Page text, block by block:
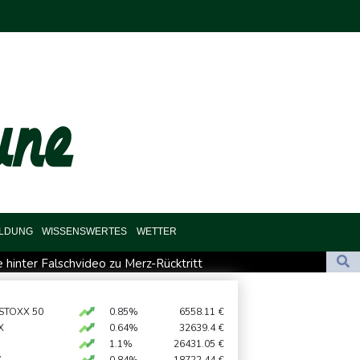
WISSENSWERTES WETTER
hinter Falschvideo zu Merz-Rücktritt
Reaktion auf russische Wahlkampf-Einmischung an
Rücktritt
50 0.85% 6558.11 €
0.64% 32639.4 €
1.1% 26431.05 €